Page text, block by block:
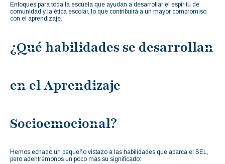
Enfoques para toda la escuela que ayudan a desarrollar el espíritu de
comunidad y la ética escolar, lo que contribuirá a un mayor compromiso
con el aprendizaje.
¿Qué habilidades se desarrollan
en el Aprendizaje
Socioemocional?
Hemos echado un pequeño vistazo a las habilidades que abarca el SEL,
pero adentrémonos un poco más su significado: